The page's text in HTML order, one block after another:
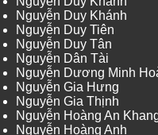
Nguyễn Duy Khánh
Nguyễn Duy Tiên
Nguyễn Duy Tân
Nguyễn Dân Tài
Nguyễn Dương Minh
Nguyễn Gia Hưng
Nguyễn Gia Thịnh
Nguyễn Hoàng An
Nguyễn Hoàng Anh